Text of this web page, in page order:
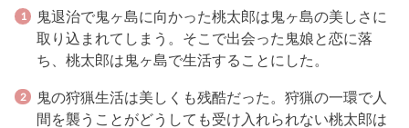
鬼退治で鬼ヶ島に向かった桃太郎は鬼ヶ島の美しさに
取り込まれてしまう。そこで出会った鬼娘と恋に落
ち、桃太郎は鬼ヶ島で生活することにした。
鬼の狩猟生活は美しくも残酷だった。狩猟の一環で人
間を襲うことがどうしても受け入れられない桃太郎は